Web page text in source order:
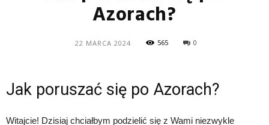
Azorach?
22 MARCA 2024 565 0
Jak poruszać się po Azorach?
Witajcie! Dzisiaj chciałbym podzielić się z Wami niezwykle